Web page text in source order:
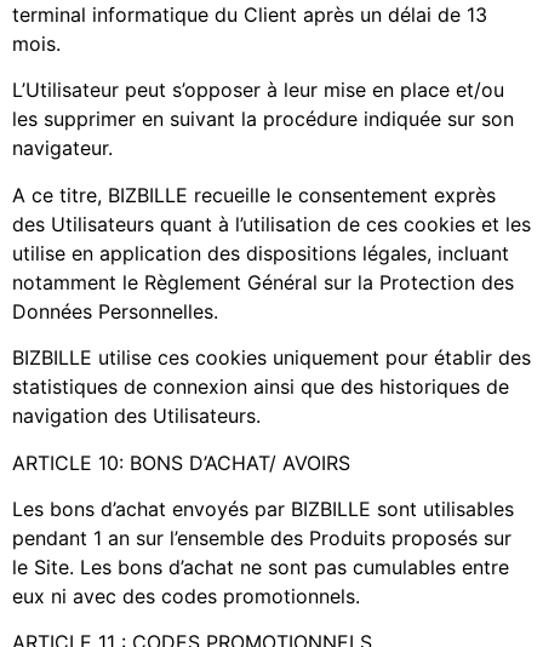
terminal informatique du Client après un délai de 13
mois.
L’Utilisateur peut s’opposer à leur mise en place et/ou
les supprimer en suivant la procédure indiquée sur son
navigateur.
A ce titre, BIZBILLE recueille le consentement exprès
des Utilisateurs quant à l’utilisation de ces cookies et les
utilise en application des dispositions légales, incluant
notamment le Règlement Général sur la Protection des
Données Personnelles.
BIZBILLE utilise ces cookies uniquement pour établir des
statistiques de connexion ainsi que des historiques de
navigation des Utilisateurs.
ARTICLE 10: BONS D’ACHAT/ AVOIRS
Les bons d’achat envoyés par BIZBILLE sont utilisables
pendant 1 an sur l’ensemble des Produits proposés sur
le Site. Les bons d’achat ne sont pas cumulables entre
eux ni avec des codes promotionnels.